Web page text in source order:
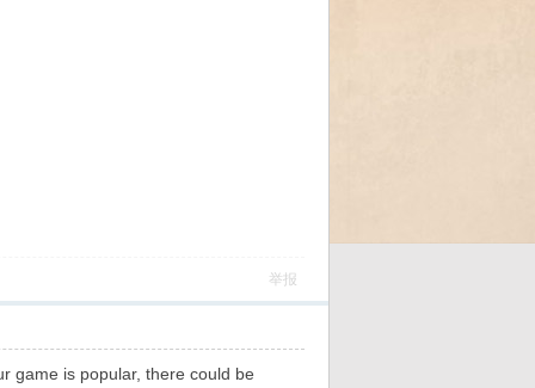
举报
game is popular, there could be